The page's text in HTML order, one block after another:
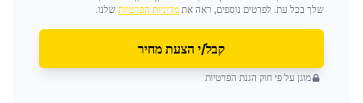
שלך בכל עת. לפרטים נוספים, ראה את מדיניות הפרטיות שלנו.
קבל/י הצעת מחיר
מוגן על פי חוק הגנת הפרטיות